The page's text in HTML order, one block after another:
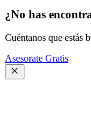
¿No has
Cuéntanos que estás
Asesorate Gratis